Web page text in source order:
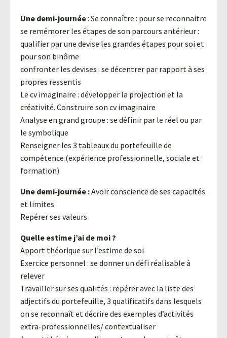
Une demi-journée: Se connaître : pour se reconnaitre
se remémorer les étapes de son parcours antérieur :
qualifier par une devise les grandes étapes pour soi et
pour son binôme
confronter les devises : se décentrer par rapport à ses
propres ressentis
Le cv imaginaire : développer la projection et la
créativité. Construire son cv imaginaire
Analyse en grand groupe : se définir par le réel ou par
le symbolique
Renseigner les 3 tableaux du portefeuille de
compétence (expérience professionnelle, sociale et
formation)
Une demi-journée :Avoir conscience de ses capacités
et limites
Repérer ses valeurs
Quelle estime j’ai de moi ?
Apport théorique sur l’estime de soi
Exercice personnel : se donner un défi réalisable à
relever
Travailler sur ses qualités : repérer avec la liste des
adjectifs du portefeuille, 3 qualificatifs dans lesquels
on se reconnaît et décrire des exemples d’activités
extra-professionnelles/ contextualiser